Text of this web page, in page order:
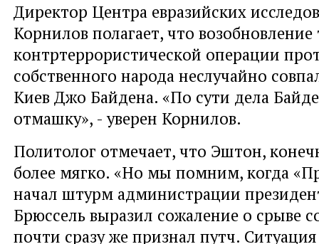
Директор Центра евразийских
Корнилов полагает, что
контртеррористической операции
собственного народа неслучайно
Киев Джо Байдена. «По сути дела
отмашку», - уверен Корнилов.
Политолог отмечает, что Эштон,
более мягко. «Но мы помним, когда
начал штурм администрации
Брюссель выразил сожаление о срыве
почти сразу же признал путч.